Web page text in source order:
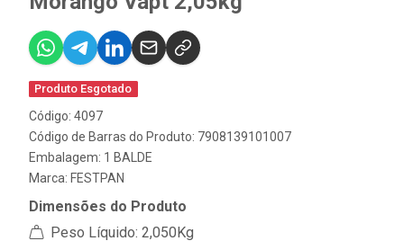
Produto Esgotado
Código: 4097
Código de Barras do Produto: 7908139101007
Embalagem: 1 BALDE
Marca: FESTPAN
Dimensões do Produto
Peso Líquido: 2,050Kg